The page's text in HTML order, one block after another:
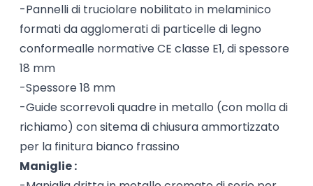
-Pannelli di truciolare nobilitato in melaminico
formati da agglomerati di particelle di legno
conformealle normative CE classe E1, di spessore
18 mm
-Spessore 18 mm
-Guide scorrevoli quadre in metallo (con molla di
richiamo) con sitema di chiusura ammortizzato
per la finitura bianco frassino
Maniglie :